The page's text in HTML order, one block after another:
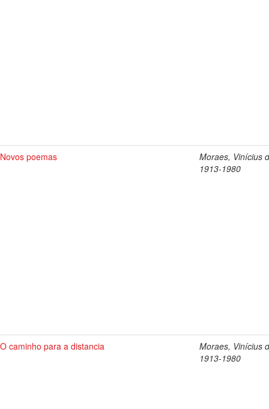
Novos poemas
Moraes, Vinícius
1913-1980
O caminho para a distancia
Moraes, Vinícius
1913-1980